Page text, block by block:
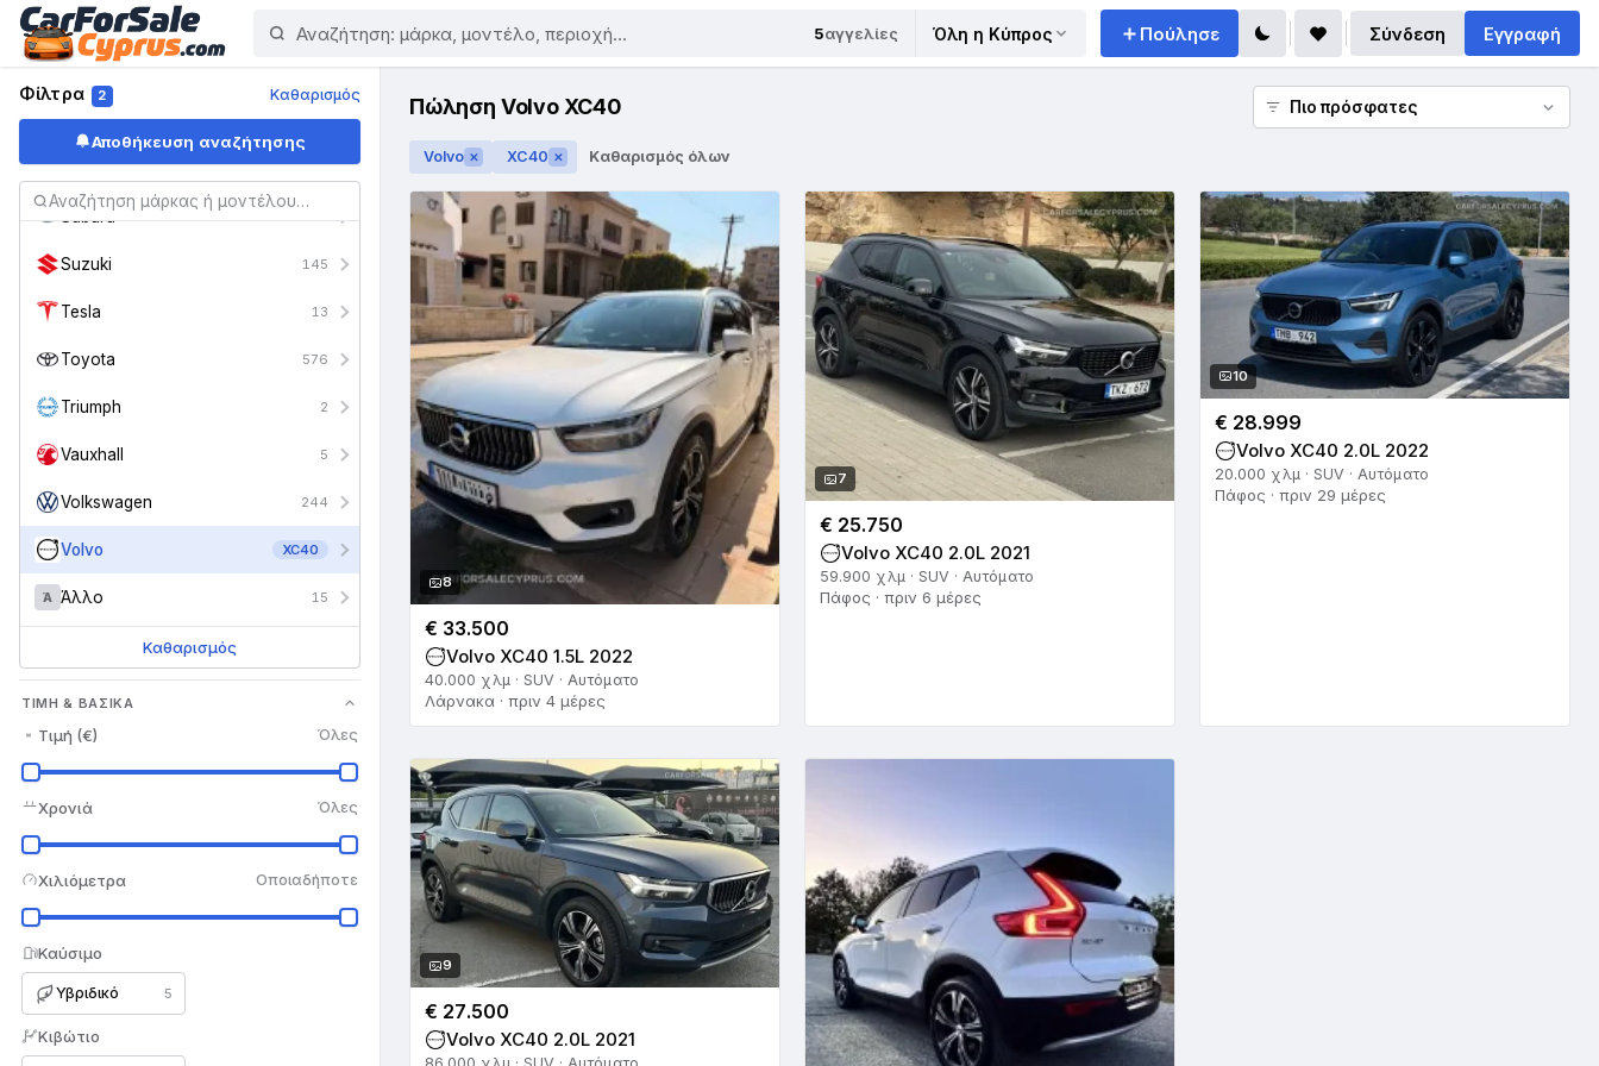
5αγγελίες Όλη η Κύπρος Πούλησε Σύνδεση Εγγραφή
Φίλτρα 2 Καθαρισμός
Αποθήκευση αναζήτησης
Seat
Smart 35
SsangYong 4
Subaru
Suzuki 145
Tesla 13
Toyota 576
Triumph 2
Vauxhall 5
Volkswagen 244
Volvo XC40
Ά Άλλο 15
Καθαρισμός
ΤΙΜΉ & ΒΑΣΙΚΆ
Τιμή (€) Όλες
Χρονιά Όλες
Χιλιόμετρα Οποιαδήποτε
Καύσιμο
Υβριδικό 5
Κιβώτιο
Πώληση Volvo XC40
Volvo ✕ XC40 ✕ Καθαρισμός όλων
8
€ 33.500
Volvo XC40 1.5L 2022
40.000 χλμ · SUV · Αυτόματο
Λάρνακα · πριν 4 μέρες
7
€ 25.750
Volvo XC40 2.0L 2021
59.900 χλμ · SUV · Αυτόματο
Πάφος · πριν 6 μέρες
10
€ 28.999
Volvo XC40 2.0L 2022
20.000 χλμ · SUV · Αυτόματο
Πάφος · πριν 29 μέρες
9
€ 27.500
Volvo XC40 2.0L 2021